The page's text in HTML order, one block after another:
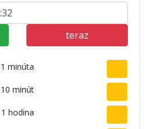
teraz
1 minúta
10 minút
1 hodina